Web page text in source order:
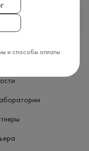
и способы оплаты